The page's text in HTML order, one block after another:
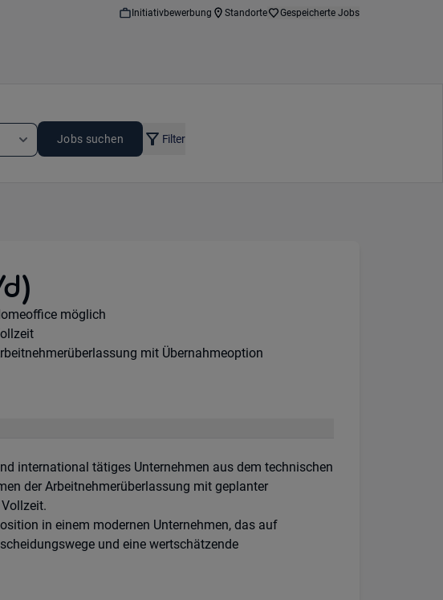
Initiativbewerbung Standorte Gespeicherte Jobs
Jobs suchen Filter
Option:
möglich
mit Übernahmeoption
international tätiges Unternehmen aus dem technischen
der Arbeitnehmerüberlassung mit geplanter
in einem modernen Unternehmen, das auf
und eine wertschätzende